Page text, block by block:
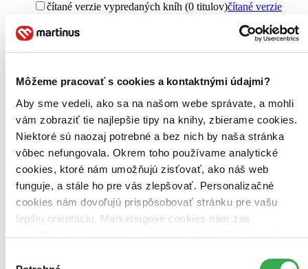
Môžeme pracovať s cookies a kontaktnými údajmi?
Aby sme vedeli, ako sa na našom webe správate, a mohli
vám zobraziť tie najlepšie tipy na knihy, zbierame cookies.
Niektoré sú naozaj potrebné a bez nich by naša stránka
vôbec nefungovala. Okrem toho používame analytické
cookies, ktoré nám umožňujú zisťovať, ako náš web
funguje, a stále ho pre vás zlepšovať. Personalizačné
cookies nám dovoľujú prispôsobovať stránku pre vašu
lepšiu orientáciu. Marketingové cookies nám zas
umožňujú zobrazenie relevantnej reklamy. Niektoré údaje
čítané verzie vypredaných kníh (0 titulov)čítané verzie
Odborná x populárne náučná
Jazyk
slovenčina (1 titul) slovenčina
Téma
rodina (1 titul) rodina1
rodičovstvo (1 titul)rodičovstvo1
výchova (1 titul)
výchova1
výchova detí (1 titul)
výchova detí
Pre koho
pre rodičov (1 titul)pre rodičov1
Pôvod